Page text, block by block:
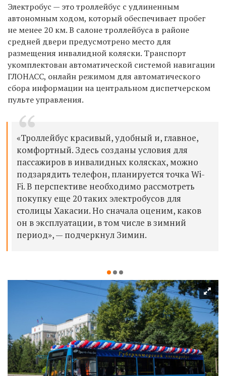
Электробус — это троллейбус с удлиненным
автономным ходом, который обеспечивает пробег
не менее 20 км. В салоне троллейбуса в районе
средней двери предусмотрено место для
размещения инвалидной коляски. Транспорт
укомплектован автоматической системой навигации
ГЛОНАСС, онлайн режимом для автоматического
сбора информации на центральном диспетчерском
пульте управления.
«Троллейбус красивый, удобный и, главное,
комфортный. Здесь созданы условия для
пассажиров в инвалидных колясках, можно
подзарядить телефон, планируется точка Wi-
Fi. В перспективе необходимо рассмотреть
покупку еще 20 таких электробусов для
столицы Хакасии. Но сначала оценим, каков
он в эксплуатации, в том числе в зимний
период», — подчеркнул Зимин.